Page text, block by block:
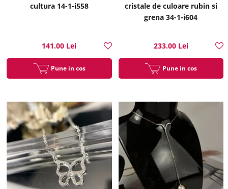
cultura 14-1-i558
141.00 Lei
Pune in cos
cristale de culoare rubin si
grena 34-1-i604
233.00 Lei
Pune in cos